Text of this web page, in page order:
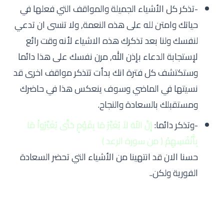
-تذكر كل الأشياء الجميلة والمواقف التي فعلها في
حياتك وامتن لله على هذه النعمة, ولا تنسى ان تدعي
لنفسك ولنا بعد تذكرك هذه الاشياء لأنه وقت رائع
لإستجابة الدعاء بإذن الله, مرن نفسك على هذا دائما
وستكتشف كل فترة انك بدأت تتذكر مواقف اخرى قد
نسيتها في الماضي وسوف ينعكس هذا في حاضرك
ومستقبلك بالسعادة والنجاح.
-وتذكر دائما:إِنَّ اللّهَ لاَ يُغَيِّرُ مَا بِقَوْمٍ حَتَّى يُغَيِّرُواْ مَا
بِأَنْفُسِهِمْ ( من سورة الرعد )
حسنا الان قد انتهينا من الأشياء التي تحضر السعادة
الفورية ولكن..